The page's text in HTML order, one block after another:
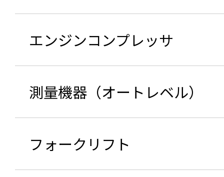
エンジンコンプレッサ
測量機器（オートレベル）
フォークリフト